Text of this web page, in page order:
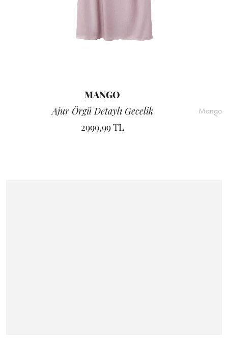
MANGO
Ajur Örgü Detaylı Gecelik
2999,99 TL
Mango